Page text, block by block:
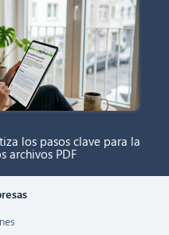
los pasos clave para la
archivos PDF